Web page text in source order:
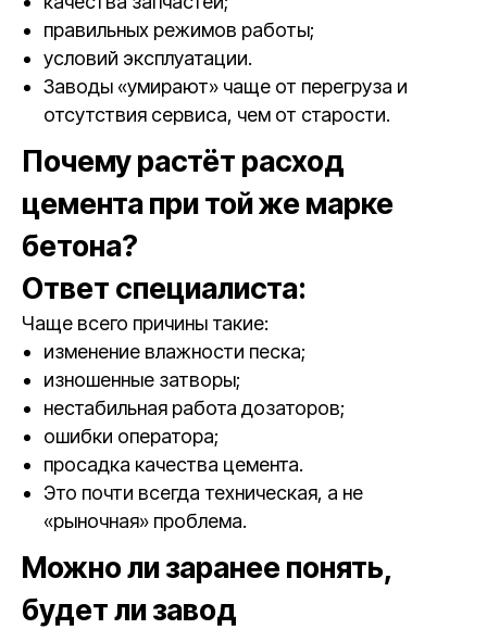
правильных режимов работы;
условий эксплуатации.
Заводы «умирают» чаще от перегруза и
отсутствия сервиса, чем от старости.
Почему растёт расход
цемента при той же марке
бетона?
Ответ специалиста:
Чаще всего причины такие:
изменение влажности песка;
изношенные затворы;
нестабильная работа дозаторов;
ошибки оператора;
просадка качества цемента.
Это почти всегда техническая, а не
«рыночная» проблема.
Можно ли заранее понять,
будет ли завод